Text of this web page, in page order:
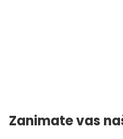
Zanimate vas